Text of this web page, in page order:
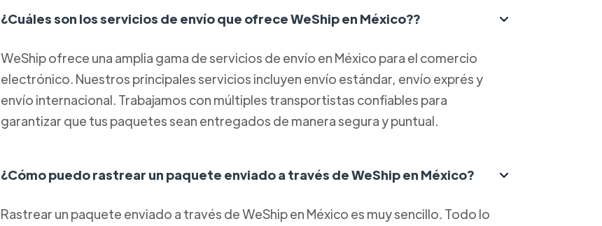
¿Cuáles son los servicios de envío que ofrece WeShip en México??
WeShip ofrece una amplia gama de servicios de envío en México para el comercio
electrónico. Nuestros principales servicios incluyen envío estándar, envío exprés y
envío internacional. Trabajamos con múltiples transportistas confiables para
garantizar que tus paquetes sean entregados de manera segura y puntual.
¿Cómo puedo rastrear un paquete enviado a través de WeShip en México?
Rastrear un paquete enviado a través de WeShip en México es muy sencillo. Todo lo